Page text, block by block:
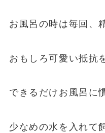
お風呂の時は毎回、
おもしろ可愛い抵抗
できるだけお風呂に
少なめの水を入れて